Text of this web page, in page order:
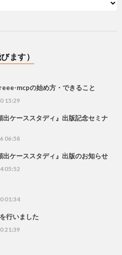
ます）
mcpの始め方・できること
15:29
出ケーススタディ』出版記念セミナ
06:58
出ケーススタディ』出版のお知らせ
05:52
01:34
行いました
21:39